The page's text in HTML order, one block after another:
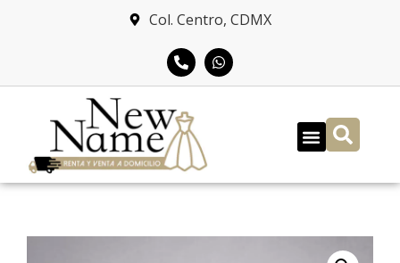
Col. Centro, CDMX